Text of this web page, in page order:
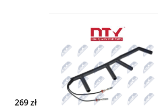
269 zł